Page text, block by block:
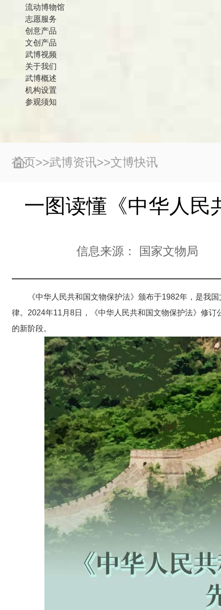
流动博物馆
志愿服务
创意产品
文创产品
武博视频
关于我们
武博概述
机构设置
参观须知
首页>>武博资讯>>文博快讯
一图读懂《中华人民
信息来源： 国家文物局
《中华人民共和国文物保护法》颁布于1982年，是我
律。2024年11月8日，《中华人民共和国文物保护法》修
的新阶段。